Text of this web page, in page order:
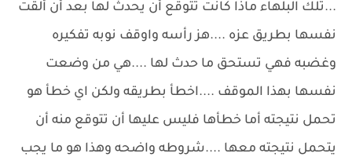
...تلك البلهاء ماذا كانت تتوقع أن يحدث لها بعد أن ألقت
نفسها بطريق عزه ....هز رأسه واوقف نوبه تفكيره
وغضبه فهي تستحق ما حدث لها ....هي من وضعت
نفسها بهذا الموقف ....اخطأ بطريقه ولكن اي خطأ هو
تحمل نتيجته أما خطأها فليس عليها أن تتوقع منه أن
يتحمل نتيجته معها ....شروطه واضحه وهذا هو ما يجب